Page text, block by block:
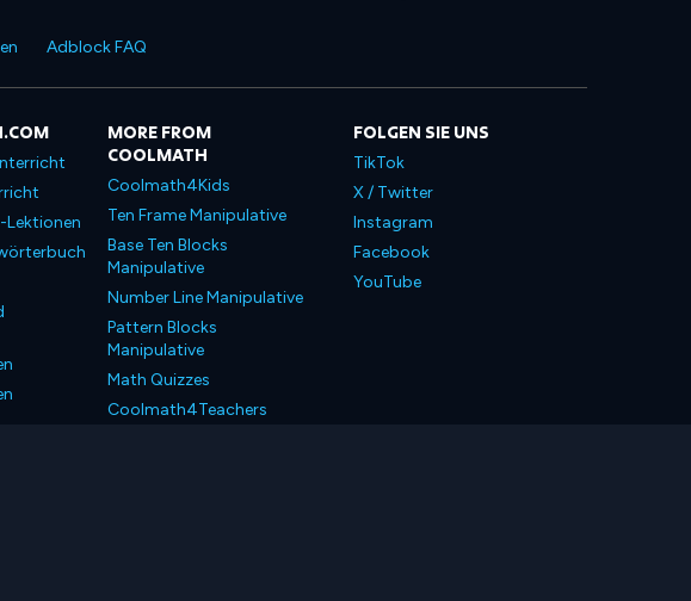
Adblock FAQ
Lektionen
MORE FROM
COOLMATH
Coolmath4Kids
Ten Frame Manipulative
Base Ten Blocks
Manipulative
Number Line Manipulative
Pattern Blocks
Manipulative
Math Quizzes
Coolmath4Teachers
FOLGEN SIE UNS
TikTok
X / Twitter
Instagram
Facebook
YouTube